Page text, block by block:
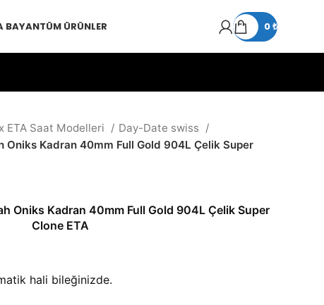
BAYANTÜM ÜRÜNLER 0₺
ETA Saat Modelleri
Day-Date swiss
Oniks Kadran 40mm Full Gold 904L Çelik Super
Oniks Kadran 40mm Full Gold 904L Çelik Super
Clone ETA
hali bileğinizde.